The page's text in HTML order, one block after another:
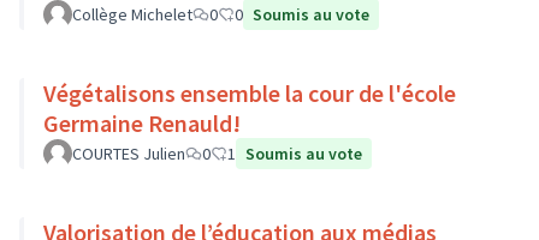
Collège Michelet 0 0 Soumis au vote
Végétalisons ensemble la cour de l'école
Germaine Renauld!
COURTES Julien 0 1 Soumis au vote
Valorisation de l’éducation aux médias